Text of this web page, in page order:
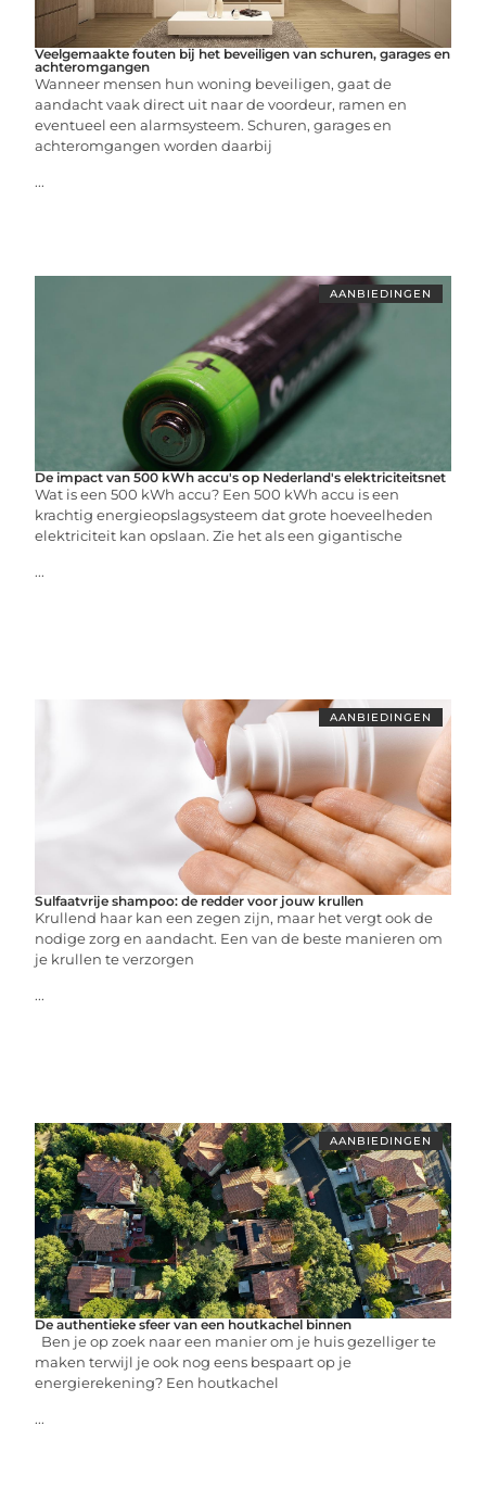
Veelgemaakte fouten bij het beveiligen van schuren, garages en
achteromgangen
Wanneer mensen hun woning beveiligen, gaat de
aandacht vaak direct uit naar de voordeur, ramen en
eventueel een alarmsysteem. Schuren, garages en
achteromgangen worden daarbij
...
AANBIEDINGEN
De impact van 500 kWh accu's op Nederland's elektriciteitsnet
Wat is een 500 kWh accu? Een 500 kWh accu is een
krachtig energieopslagsysteem dat grote hoeveelheden
elektriciteit kan opslaan. Zie het als een gigantische
...
AANBIEDINGEN
Sulfaatvrije shampoo: de redder voor jouw krullen
Krullend haar kan een zegen zijn, maar het vergt ook de
nodige zorg en aandacht. Een van de beste manieren om
je krullen te verzorgen
...
AANBIEDINGEN
De authentieke sfeer van een houtkachel binnen
Ben je op zoek naar een manier om je huis gezelliger te
maken terwijl je ook nog eens bespaart op je
energierekening? Een houtkachel
...